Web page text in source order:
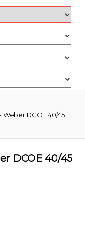
Weber DCOE 40/45
DCOE 40/45